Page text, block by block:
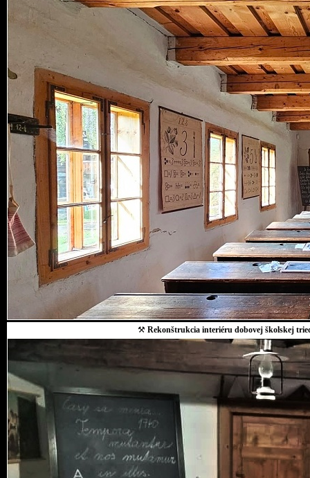
⚒ Rekonštrukcia interiéru dobovej školskej